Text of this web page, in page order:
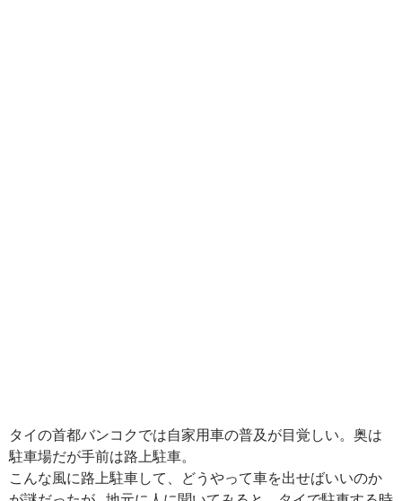
タイの首都バンコクでは自家用車の普及が目覚しい。奥は
駐車場だが手前は路上駐車。
こんな風に路上駐車して、どうやって車を出せばいいのか